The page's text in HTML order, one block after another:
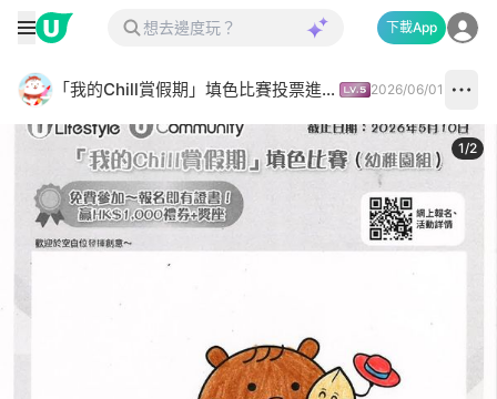
下載App
「我的Chill賞假期」填色比賽投票進行中✅ 2026/06/01
1/2